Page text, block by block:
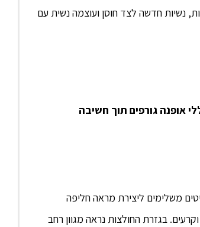
נשיות חדשה לצד חוסן ועוצמה נשית עם
אופנה גורפים תוך חשיבה
משלימים ליצירת מראה חליפה
בגזרת החולצות נראה מגוון רחב